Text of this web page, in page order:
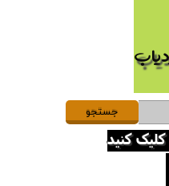
کنید
جستجو